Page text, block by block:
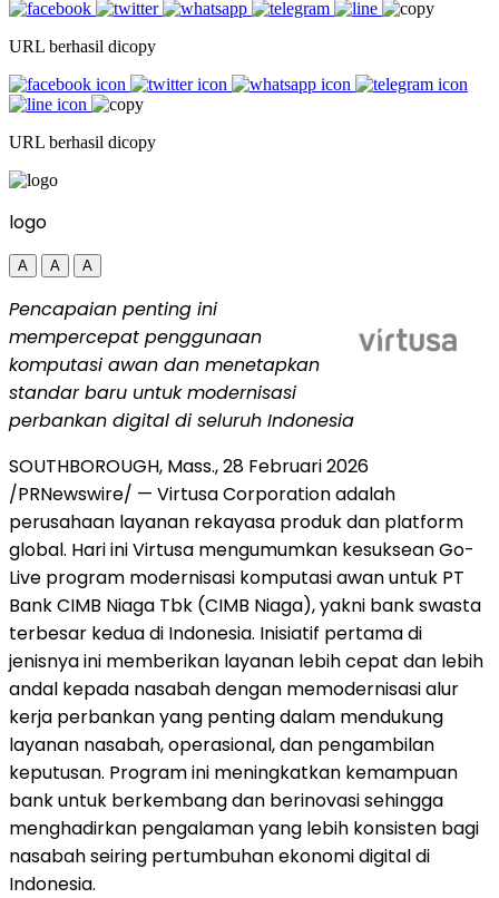
URL berhasil dicopy
URL berhasil dicopy
logo
A A A
Pencapaian penting ini
mempercepat penggunaan
komputasi awan dan menetapkan
standar baru untuk modernisasi
perbankan digital di seluruh Indonesia
SOUTHBOROUGH, Mass.,28 Februari 2026
/PRNewswire/ — Virtusa Corporation adalah
perusahaan layanan rekayasa produk dan platform
global. Hari ini Virtusa mengumumkan kesuksean Go-
Live program modernisasi komputasi awan untuk PT
Bank CIMB Niaga Tbk (CIMB Niaga), yakni bank swasta
terbesar kedua di Indonesia. Inisiatif pertama di
jenisnya ini memberikan layanan lebih cepat dan lebih
andal kepada nasabah dengan memodernisasi alur
kerja perbankan yang penting dalam mendukung
layanan nasabah, operasional, dan pengambilan
keputusan. Program ini meningkatkan kemampuan
bank untuk berkembang dan berinovasi sehingga
menghadirkan pengalaman yang lebih konsisten bagi
nasabah seiring pertumbuhan ekonomi digital di
Indonesia.